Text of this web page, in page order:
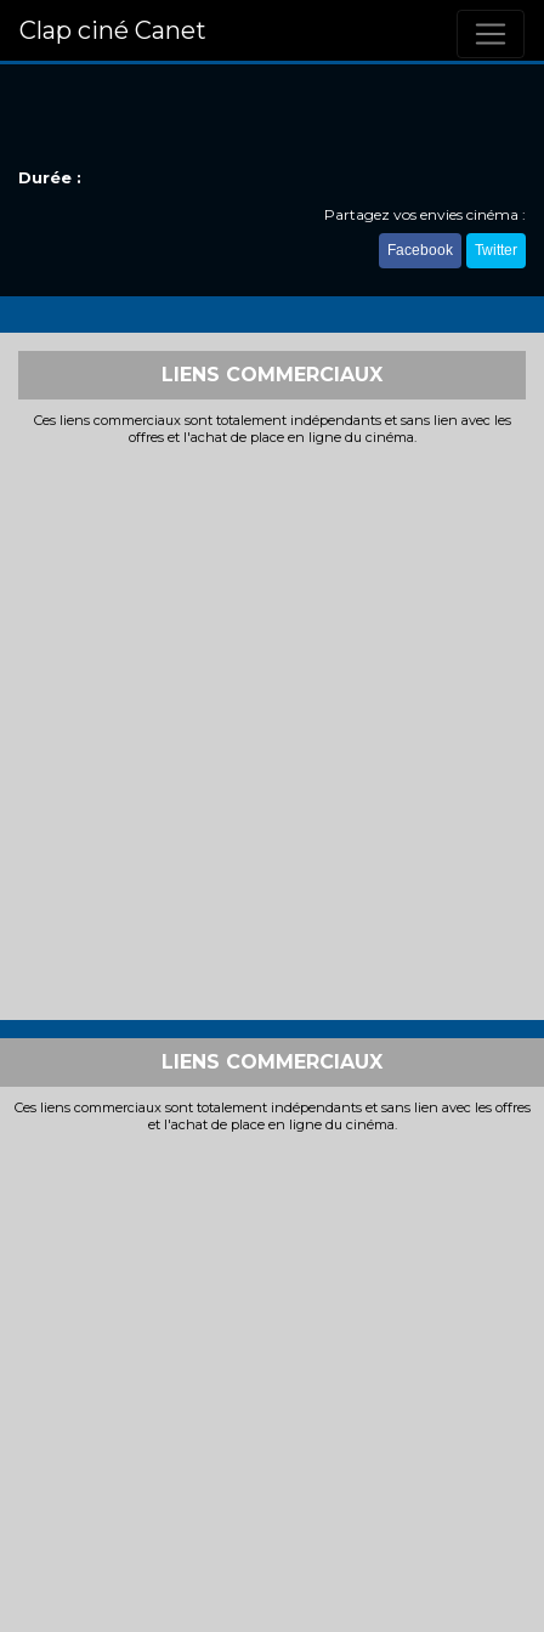
Clap ciné Canet
Durée :
Partagez vos envies cinéma :
Facebook Twitter
LIENS COMMERCIAUX
Ces liens commerciaux sont totalement indépendants et sans lien avec les
offres et l'achat de place en ligne du cinéma.
LIENS COMMERCIAUX
Ces liens commerciaux sont totalement indépendants et sans lien avec les offres
et l'achat de place en ligne du cinéma.